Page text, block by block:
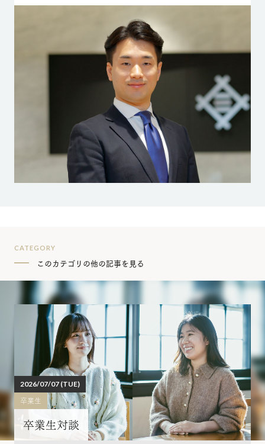
CATEGORY
このカテゴリの他の記事を見る
2026/07/07 (TUE)
卒業生
卒業生対談